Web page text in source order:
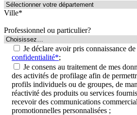
Ville*
Professionnel ou particulier?
Je déclare avoir pris connaissance de
confidentialité*;
Je consens au traitement de mes
des activités de profilage afin de
profils individuels ou de groupes, de
réactivité des produits ou services
recevoir des communications
promotionnelles personnalisées ;